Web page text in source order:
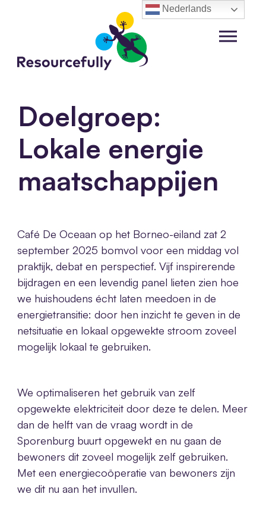
inhoud
Menu
Doelgroep:
Lokale energie
maatschappijen
Café De Oceaan op het Borneo-eiland zat 2
september 2025 bomvol voor een middag vol
praktijk, debat en perspectief. Vijf inspirerende
bijdragen en een levendig panel lieten zien hoe
we huishoudens écht laten meedoen in de
energietransitie: door hen inzicht te geven in de
netsituatie en lokaal opgewekte stroom zoveel
mogelijk lokaal te gebruiken.
We optimaliseren het gebruik van zelf
opgewekte elektriciteit door deze te delen. Meer
dan de helft van de vraag wordt in de
Sporenburg buurt opgewekt en nu gaan de
bewoners dit zoveel mogelijk zelf gebruiken.
Met een energiecoöperatie van bewoners zijn
we dit nu aan het invullen.
Nederlands